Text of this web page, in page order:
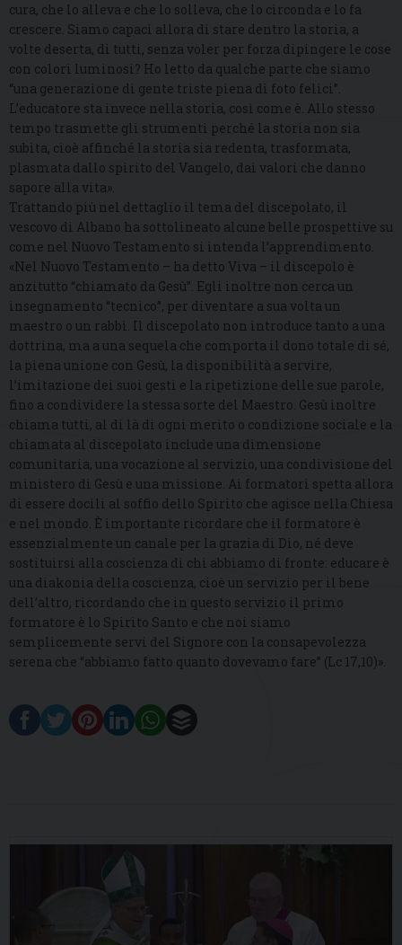
cura, che lo alleva e che lo solleva, che lo circonda e lo fa
crescere. Siamo capaci allora di stare dentro la storia, a
volte deserta, di tutti, senza voler per forza dipingere le cose
con colori luminosi? Ho letto da qualche parte che siamo
“una generazione di gente triste piena di foto felici”.
L’educatore sta invece nella storia, così come è. Allo stesso
tempo trasmette gli strumenti perché la storia non sia
subìta, cioè affinché la storia sia redenta, trasformata,
plasmata dallo spirito del Vangelo, dai valori che danno
sapore alla vita».
Trattando più nel dettaglio il tema del discepolato, il
vescovo di Albano ha sottolineato alcune belle prospettive su
come nel Nuovo Testamento si intenda l’apprendimento.
«Nel Nuovo Testamento – ha detto Viva – il discepolo è
anzitutto “chiamato da Gesù”. Egli inoltre non cerca un
insegnamento “tecnico”, per diventare a sua volta un
maestro o un rabbì. Il discepolato non introduce tanto a una
dottrina, ma a una sequela che comporta il dono totale di sé,
la piena unione con Gesù, la disponibilità a servire,
l’imitazione dei suoi gesti e la ripetizione delle sue parole,
fino a condividere la stessa sorte del Maestro. Gesù inoltre
chiama tutti, al di là di ogni merito o condizione sociale e la
chiamata al discepolato include una dimensione
comunitaria, una vocazione al servizio, una condivisione del
ministero di Gesù e una missione. Ai formatori spetta allora
di essere docili al soffio dello Spirito che agisce nella Chiesa
e nel mondo. È importante ricordare che il formatore è
essenzialmente un canale per la grazia di Dio, né deve
sostituirsi alla coscienza di chi abbiamo di fronte: educare è
una diakonia della coscienza, cioè un servizio per il bene
dell’altro, ricordando che in questo servizio il primo
formatore è lo Spirito Santo e che noi siamo
semplicemente servi del Signore con la consapevolezza
serena che “abbiamo fatto quanto dovevamo fare” (Lc 17,10)».